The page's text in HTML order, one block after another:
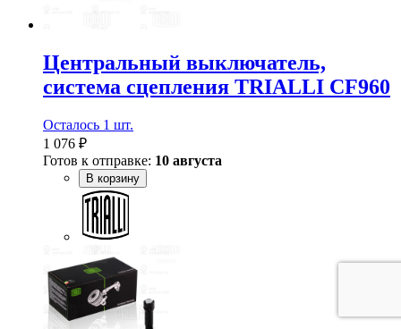
Центральный выключатель,
система сцепления TRIALLI CF960
Осталось 1 шт.
1 076 ₽
Готов к отправке: 10 августа
В корзину